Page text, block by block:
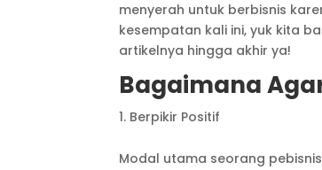
menyerah untuk berbisnis
kesempatan kali ini, yuk kita
artikelnya hingga akhir ya!
Bagaimana
Berpikir Positif
Modal utama seorang